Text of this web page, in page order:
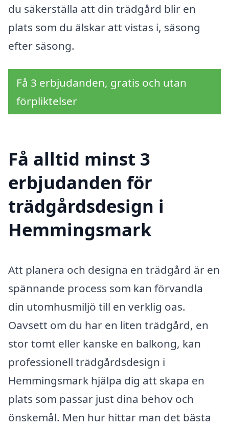
du säkerställa att din trädgård blir en
plats som du älskar att vistas i, säsong
efter säsong.
Få 3 erbjudanden, gratis och utan
förpliktelser
Få alltid minst 3
erbjudanden för
trädgårdsdesign i
Hemmingsmark
Att planera och designa en trädgård är en
spännande process som kan förvandla
din utomhusmiljö till en verklig oas.
Oavsett om du har en liten trädgård, en
stor tomt eller kanske en balkong, kan
professionell trädgårdsdesign i
Hemmingsmark hjälpa dig att skapa en
plats som passar just dina behov och
önskemål. Men hur hittar man det bästa